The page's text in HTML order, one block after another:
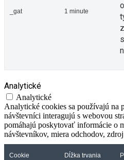
_gat 1 minute
Analytické
Analytické
Analytické cookies sa používajú na
návštevníci interagujú s webovou
pomáhajú poskytovať informácie o
návštevníkov, miera odchodov,
Cookie Dĺžka trvania